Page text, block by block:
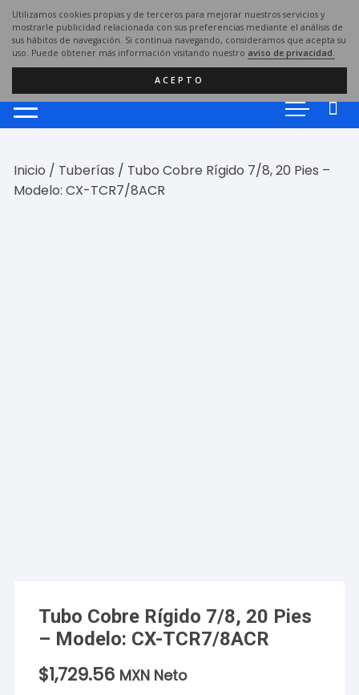
Utilizamos cookies propias y de terceros para mejorar nuestros servicios y
mostrarle publicidad relacionada con sus preferencias mediante el análisis de
sus hábitos de navegación. Si continua navegando, consideramos que acepta su
uso. Puede obtener más información visitando nuestro aviso de privacidad.
ACEPTO
Saltar
contenido
Inicio / Tuberías / Tubo Cobre Rígido 7/8, 20 Pies –
Modelo: CX-TCR7/8ACR
Tubo Cobre Rígido 7/8, 20 Pies
– Modelo: CX-TCR7/8ACR
$1,729.56 MXN Neto